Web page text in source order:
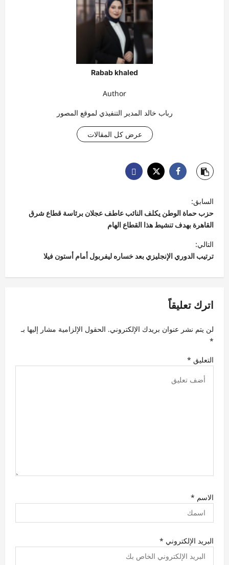
Rabab khaled
Author
رباب خالد المدير التنفيذي لموقع المصور
عرض كل المقالات
ص
فّ
ح
ا
ل
ق
ل
ت
السابق:
حزب حماة الوطن يكلف النائب عاطف عجلان برئاسة قطاع شرق
القاهرة بهدف تنشيط هذا القطاع الهام
التالي:
ترتيب الدوري الإنجليزي بعد خساره ليفربول أمام أستون فيلا
اترك تعليقاً
لن يتم نشر عنوان بريدك الإلكتروني. الحقول الإلزامية مشار إليها بـ
*
التعليق *
الاسم *
البريد الإلكتروني *